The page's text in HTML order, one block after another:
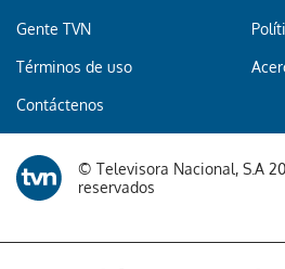
Gente TVN
Términos de uso
Contáctenos
© Televisora Nacional, S.A
reservados